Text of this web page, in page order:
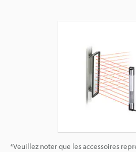
*Veuillez noter que les accessoires